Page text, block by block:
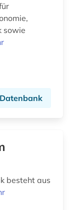
sozial- und geisteswissenschaften (1)
sowie
besteht aus